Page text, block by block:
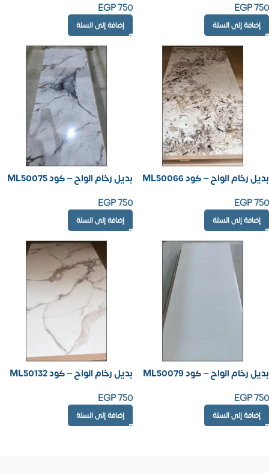
EGP750
إضافة إلى السلة
EGP750
إضافة إلى السلة
بديل رخام الواح – كود ML50066
EGP750
إضافة إلى السلة
بديل رخام الواح – كود ML50075
EGP750
إضافة إلى السلة
بديل رخام الواح – كود ML50079
EGP750
إضافة إلى السلة
بديل رخام الواح – كود ML50132
EGP750
إضافة إلى السلة